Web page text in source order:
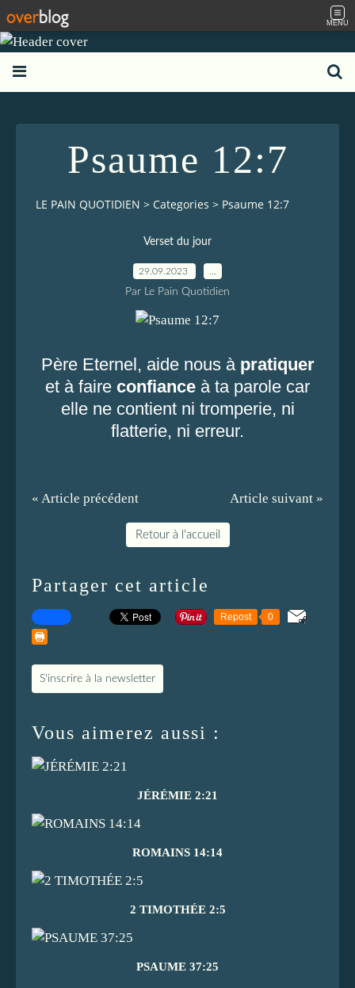
MENU
Psaume 12:7
LE PAIN QUOTIDIEN > Categories > Psaume 12:7
Verset du jour
29.09.2023
Par Le Pain Quotidien
Père Eternel, aide nous à pratiquer
et à faire confiance à ta parole car
elle ne contient ni tromperie, ni
flatterie, ni erreur.
« Article précédent Article suivant »
Retour à l'accueil
Partager cet article
Repost 0
S'inscrire à la newsletter
Vous aimerez aussi :
JÉRÉMIE 2:21
ROMAINS 14:14
2 TIMOTHÉE 2:5
PSAUME 37:25